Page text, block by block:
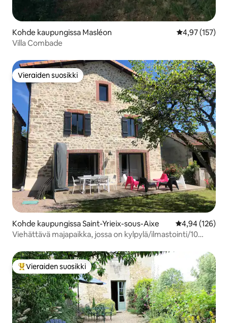
Kohde kaupungissa Masléon
4,97 (157)
Villa Combade
Vieraiden suosikki
Vieraiden suosikki
Kohde kaupungissa Saint-Yrieix-sous-Aixe
4,94 (126)
Viehättävä majapaikka, jossa on kylpylä/ilmastointi/10
Vieraiden suosikkien parhaimmistoa
Vieraiden suosikki